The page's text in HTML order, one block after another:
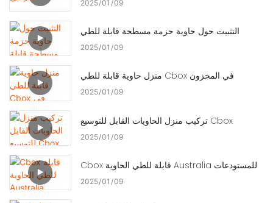
2025 01 09
التثبيت حول حاوية حزمة مسطحة قابلة للطي
2025 01 09
منزل حاوية قابلة للطي Cbox في المخزون
2025 01 09
تركيب منزل الحاويات القابل للتوسيع Cbox
2025 01 09
Cbox قابلة للطي الحاوية Australia للمستودعات
2025 01 09